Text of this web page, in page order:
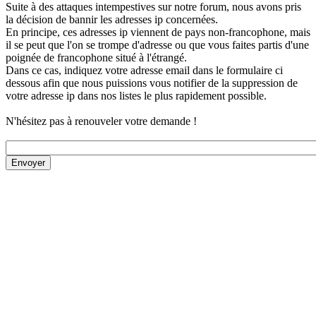
Suite à des attaques intempestives sur notre forum, nous avons pris
la décision de bannir les adresses ip concernées.
En principe, ces adresses ip viennent de pays non-francophone, mais
il se peut que l'on se trompe d'adresse ou que vous faites partis d'une
poignée de francophone situé à l'étrangé.
Dans ce cas, indiquez votre adresse email dans le formulaire ci
dessous afin que nous puissions vous notifier de la suppression de
votre adresse ip dans nos listes le plus rapidement possible.
N'hésitez pas à renouveler votre demande !